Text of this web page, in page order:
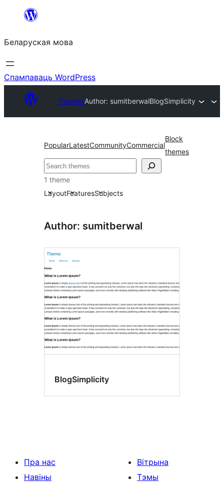
Перайсці
змесціва
Беларуская мова
Спампаваць WordPress
ThemesAuthor: sumitberwalBlogSimplicity
PopularLatestCommunityCommercial
Block
themes
Пошук
1 theme
LayoutFeaturesSubjects
Author: sumitberwal
BlogSimplicity
Пра нас
Навіны
Вітрына
Тэмы